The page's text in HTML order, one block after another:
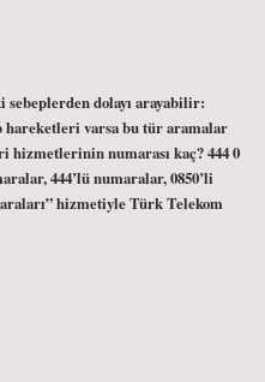
sebeplerden dolayı arayabilir:
hareketleri varsa bu tür aramalar
hizmetlerinin numarası kaç? 444 0
444’lü numaralar, 0850’li
hizmetiyle Türk Telekom